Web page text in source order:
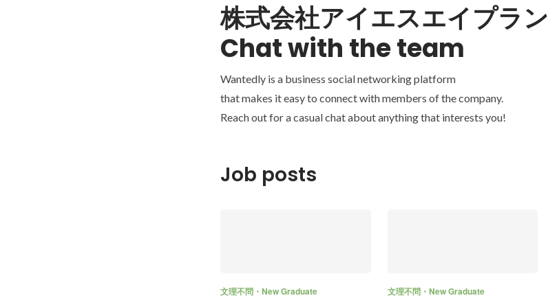
株式会社アイエスエイプラン
Chat with the team
Wantedly is a business social networking platform
that makes it easy to connect with members of the company.
Reach out for a casual chat about anything that interests you!
Job posts
文理不問・New Graduate 文理不問・New Graduate